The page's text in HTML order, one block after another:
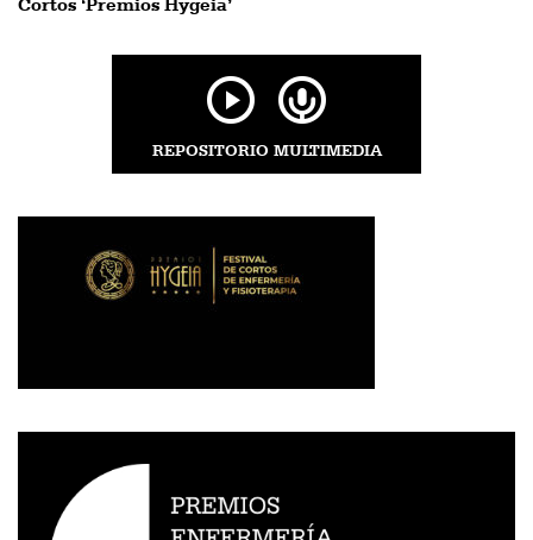
Cortos ‘Premios Hygeia’
REPOSITORIO MULTIMEDIA